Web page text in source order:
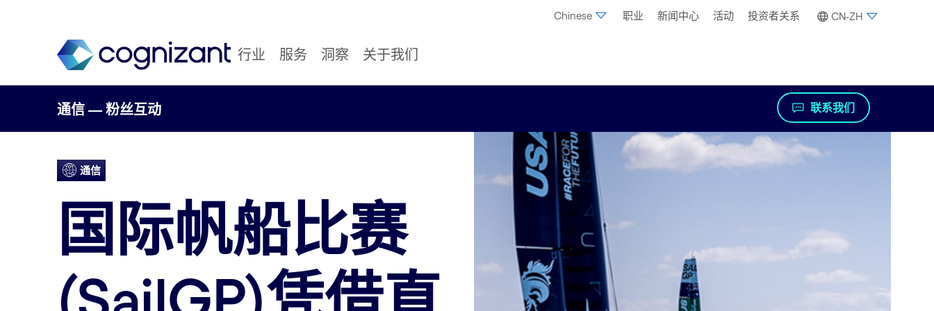
Chinese 职业 新闻中心 活动 投资者关系 CN-ZH
行业 服务 洞察 关于我们
通信 — 粉丝互动 联系我们
通信
国际帆船比赛